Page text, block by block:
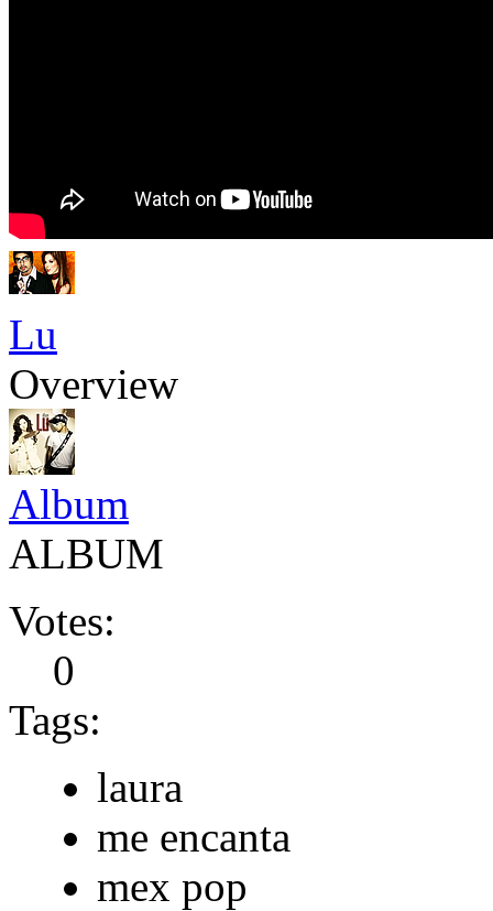
Lu
Overview
Album
ALBUM
Votes:
0
Tags:
laura
me encanta
mex pop